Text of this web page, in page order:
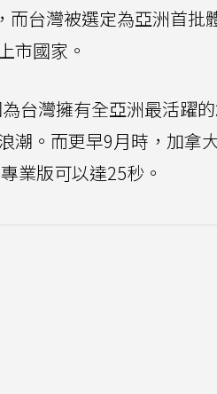
而台灣被選定為亞洲首批
市國家。
台灣擁有全亞洲最活躍
潮。而更早9月時，加拿
業版可以達25秒。